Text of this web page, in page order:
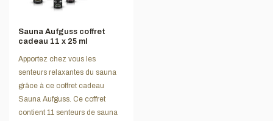
Sauna Aufguss coffret
cadeau 11 x 25 ml
Apportez chez vous les
senteurs relaxantes du sauna
grâce à ce coffret cadeau
Sauna Aufguss. Ce coffret
contient 11 senteurs de sauna